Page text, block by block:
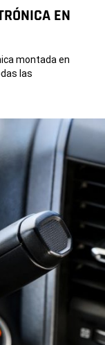
EN
montada en
las